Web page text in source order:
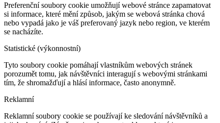
Preferenční soubory cookie umožňují webové stránce zapamatovat
si informace, které mění způsob, jakým se webová stránka chová
nebo vypadá jako je váš preferovaný jazyk nebo region, ve kterém
se nacházíte.
Statistické (výkonnostní)
Tyto soubory cookie pomáhají vlastníkům webových stránek
porozumět tomu, jak návštěvníci interagují s webovými stránkami
tím, že shromažďují a hlásí informace, často anonymně.
Reklamní
Reklamní soubory cookie se používají ke sledování návštěvníků a